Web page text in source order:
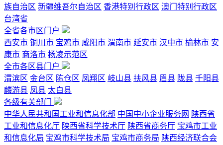
族自治区 新疆维吾尔自治区 香港特别行政区 澳门特别行政区
台湾省
全省各市区门户
西安市 铜川市 宝鸡市 咸阳市 渭南市 延安市 汉中市 榆林市 安
康市 商洛市 杨凌示范区
全市各区县门户
渭滨区 金台区 陈仓区 凤翔区 岐山县 扶风县 眉县 陇县 千阳县
麟游县 凤县 太白县
各级有关部门
中华人民共和国工业和信息化部 中国中小企业服务网 陕西省
工业和信息化厅 陕西省科学技术厅 陕西省商务厅 宝鸡市工业
和信息化局 宝鸡市科学技术局 宝鸡市商务局 陕西经济联合会